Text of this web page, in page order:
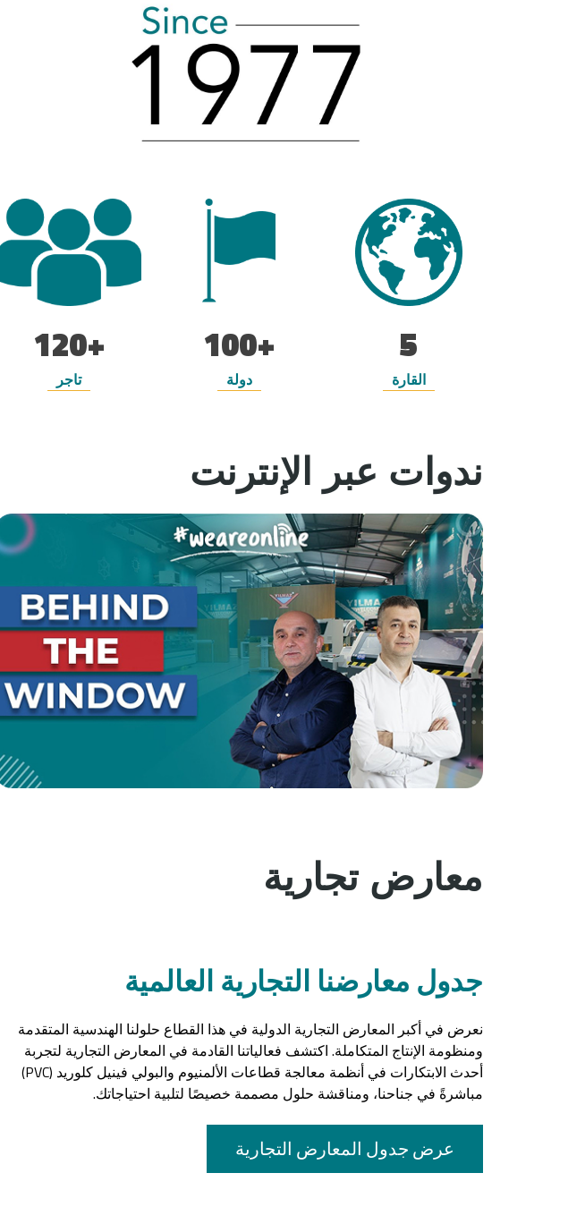
5
القارة
+100
دولة
+120
تاجر
ندوات عبر الإنترنت
معارض تجارية
جدول معارضنا التجارية العالمية
نعرض في أكبر المعارض التجارية الدولية في هذا القطاع حلولنا الهندسية المتقدمة
ومنظومة الإنتاج المتكاملة. اكتشف فعالياتنا القادمة في المعارض التجارية لتجربة
أحدث الابتكارات في أنظمة معالجة قطاعات الألمنيوم والبولي فينيل كلوريد (PVC)
مباشرةً في جناحنا، ومناقشة حلول مصممة خصيصًا لتلبية احتياجاتك.
عرض جدول المعارض التجارية